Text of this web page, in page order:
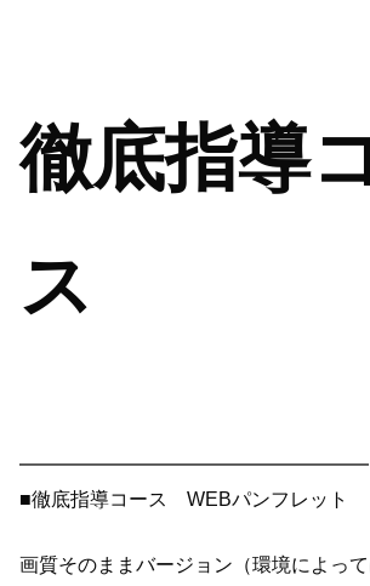
徹底指導
ス
━━━━━━━━━━━━━━━━━━
■徹底指導コース WEBパンフレット
画質そのままバージョン（環境によって